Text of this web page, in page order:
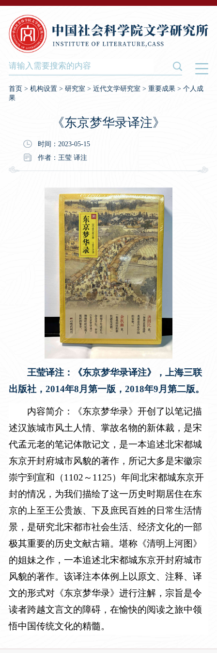
首页> 机构设置> 研究室 > 近代文学研究室 > 重要成果> 个人成
果
《东京梦华录译注》
时间：2023-05-15
作者：王莹 译注
王莹译注：《东京梦华录译注》，上海三联
出版社， 2014年8月第一版， 2018年9月第二版。
内容简介： 《东京梦华录》开创了以笔记描
述汉族城市风土人情、掌故名物的新体裁， 是宋
代孟元老的笔记体散记文，是一本追述北宋都城
东京开封府城市风貌的著作，所记大多是宋徽宗
崇宁到宣和（1102 ～ 1125）年间北宋都城东京开
封的情况，为我们描绘了这一历史时期居住在东
京的上至王公贵族、下及庶民百姓的日常生活情
景，是研究北宋都市社会生活、经济文化的一部
极其重要的历史文献古籍。 堪称《清明上河图》
的姐妹之作， 一本追述北宋都城东京开封府城市
风貌的著作。该译注本体例上以原文、注释、译
文的形式对《东京梦华录》 进行注解， 宗旨是令
读者跨越文言文的障碍，在愉快的阅读之旅中领
悟中国传统文化的精髓。